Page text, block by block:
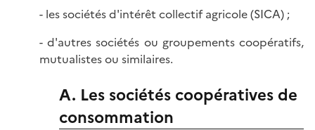
- les sociétés d'intérêt collectif agricole (SICA) ;
- d'autres sociétés ou groupements coopératifs,
mutualistes ou similaires.
A. Les sociétés coopératives de
consommation